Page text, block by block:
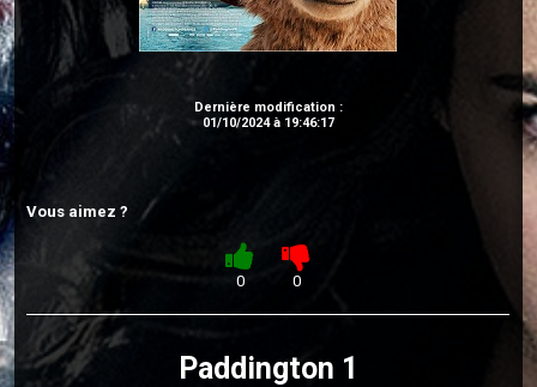
Dernière modification :
01/10/2024 à 19:46:17
Vous aimez ?
0 0
Paddington 1